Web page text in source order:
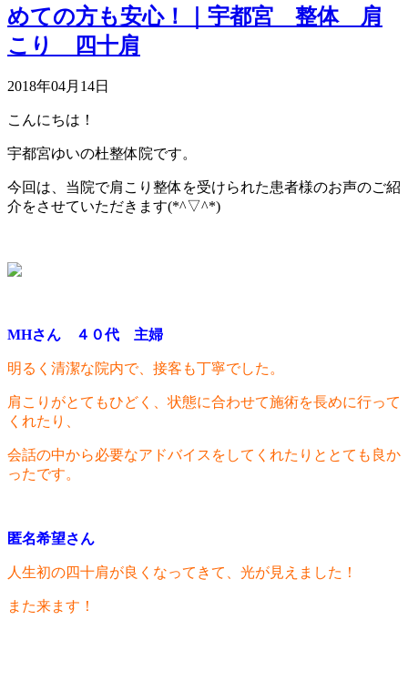
めての方も安心！｜宇都宮 整体 肩
こり 四十肩
2018年04月14日
こんにちは！
宇都宮ゆいの杜整体院です。
今回は、当院で肩こり整体を受けられた患者様のお声のご紹
介をさせていただきます(*^▽^*)
MHさん ４０代 主婦
明るく清潔な院内で、接客も丁寧でした。
肩こりがとてもひどく、状態に合わせて施術を長めに行って
くれたり、
会話の中から必要なアドバイスをしてくれたりととても良か
ったです。
匿名希望さん
人生初の四十肩が良くなってきて、光が見えました！
また来ます！